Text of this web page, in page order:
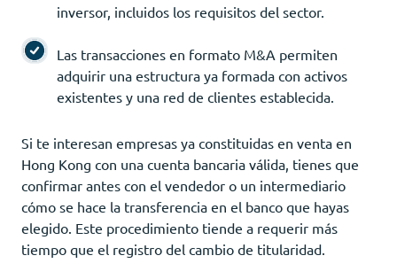
inversor, incluidos los requisitos del sector.
Las transacciones en formato M&A permiten
adquirir una estructura ya formada con activos
existentes y una red de clientes establecida.
Si te interesan empresas ya constituidas en venta en
Hong Kong con una cuenta bancaria válida, tienes que
confirmar antes con el vendedor o un intermediario
cómo se hace la transferencia en el banco que hayas
elegido. Este procedimiento tiende a requerir más
tiempo que el registro del cambio de titularidad.